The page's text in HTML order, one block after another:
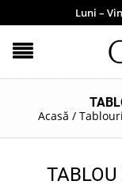
Luni –
Acasă /
TABLOU